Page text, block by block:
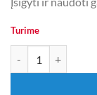
Turime